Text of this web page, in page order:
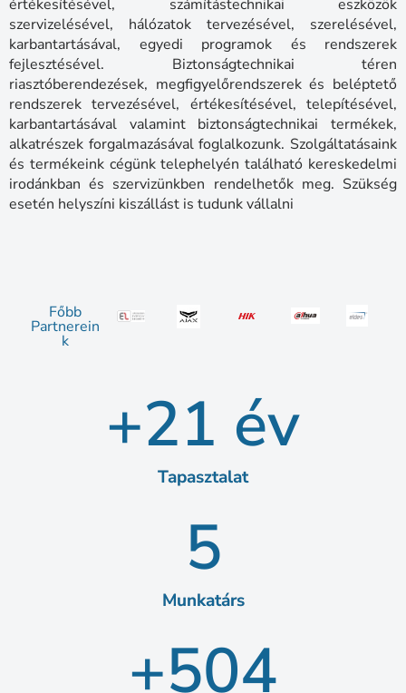
értékesítésével, számítástechnikai eszközök
szervizelésével, hálózatok tervezésével, szerelésével,
karbantartásával, egyedi programok és rendszerek
fejlesztésével. Biztonságtechnikai téren
riasztóberendezések, megfigyelőrendszerek és beléptető
rendszerek tervezésével, értékesítésével, telepítésével,
karbantartásával valamint biztonságtechnikai termékek,
alkatrészek forgalmazásával foglalkozunk. Szolgáltatásaink
és termékeink cégünk telephelyén található kereskedelmi
irodánkban és szervizünkben rendelhetők meg. Szükség
esetén helyszíni kiszállást is tudunk vállalni
Főbb
Partnerein
k
Tapasztalat
+26 év
Munkatárs
6
+610